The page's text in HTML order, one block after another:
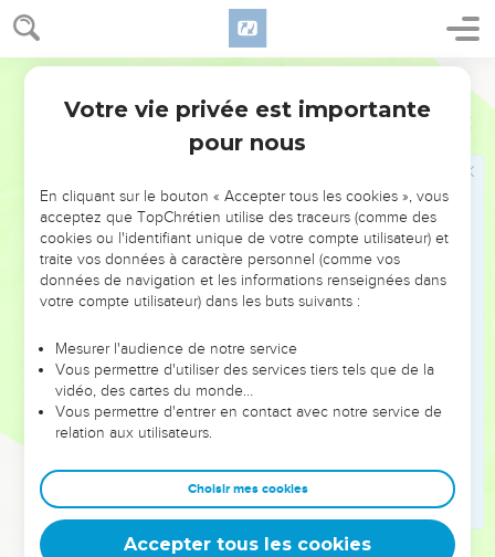
NE MANQUEZ PAS L’ÉVÉNEMENT
DE L’ANNÉE !
ET SI LEURS ERREURS POUVAIENT VOUS ÉVITER LES
VOTRES ?
leur foi ou leur vision. Mais on voit moins les doutes, les erreurs
et les saisons difficiles qu'ils ont traversés, alors même que ce
sont elles qui les ont façonnés.
Dans cette conférence, leaders, entrepreneurs, et responsables
clés pour avancer avec plus de sagesse afin que leurs erreurs
deviennent vos tremplins. Que vous guidiez un ministère, une
équipe, un groupe ou une famille, leur expérience est faite
Votre vie privée est importante
pour nous
En cliquant sur le bouton « Accepter tous les cookies », vous
acceptez que TopChrétien utilise des traceurs (comme des
cookies ou l'identifiant unique de votre compte utilisateur) et
traite vos données à caractère personnel (comme vos
données de navigation et les informations renseignées dans
votre compte utilisateur) dans les buts suivants :
Mesurer l'audience de notre service
Vous permettre d'utiliser des services tiers tels que de la
vidéo, des cartes du monde…
Vous permettre d'entrer en contact avec notre service de
relation aux utilisateurs.
Choisir mes cookies
Accepter tous les cookies